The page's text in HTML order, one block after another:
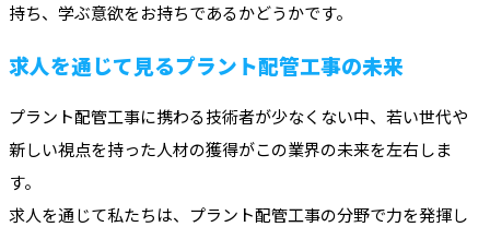
持ち、学ぶ意欲をお持ちであるかどうかです。
求人を通じて見るプラント配管工事の未来
プラント配管工事に携わる技術者が少なくない中、若い世代や
新しい視点を持った人材の獲得がこの業界の未来を左右しま
す。
求人を通じて私たちは、プラント配管工事の分野で力を発揮し